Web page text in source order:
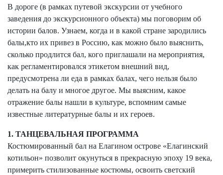
В дороге (в рамках путевой экскурсии от учебного
заведения до экскурсионного объекта) мы поговорим об
истории балов. Узнаем, когда и в какой стране зародились
балы,кто их привез в Россию, как можно было выяснить,
сколько продлится бал, кого приглашали на мероприятия,
как регламентировался этикетом внешний вид,
предусмотрена ли еда в рамках балах, чего нельзя было
делать на балу и многое другое. Мы выясним, какое
отражение балы нашли в культуре, вспомним самые
известные литературные балы и их героев.
1. ТАНЦЕВАЛЬНАЯ ПРОГРАММА
Костюмированный бал на Елагином острове «Елагинский
котильон» позволит окунуться в прекрасную эпоху 19 века,
примерить стилизованные костюмы, освоить светский